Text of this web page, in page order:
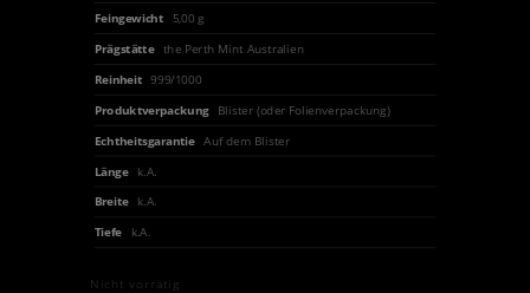
Feingewicht
5,00 g
Prägstätte the Perth Mint Australien
Reinheit 999/1000
Produktverpackung
Blister (oder Folienverpackung)
Echtheitsgarantie Auf dem Blister
Länge
k.A.
Breite
k.A.
Tiefe
k.A.
Nicht vorrätig